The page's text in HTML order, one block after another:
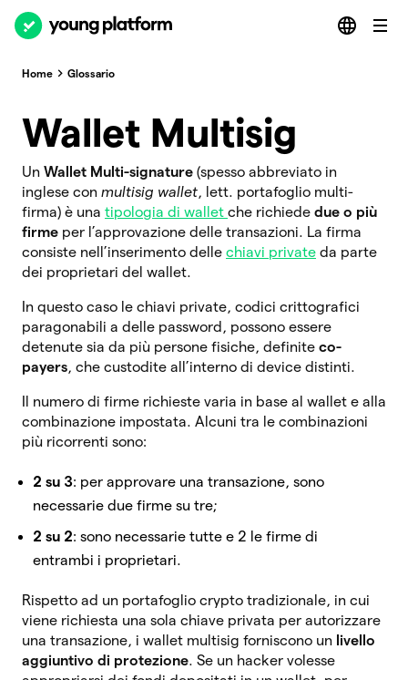
Home Glossario
Wallet Multisig
Un Wallet Multi-signature (spesso abbreviato in
inglese con multisig wallet, lett. portafoglio multi-
firma) è una tipologia di wallet che richiede due o più
firme per l’approvazione delle transazioni. La firma
consiste nell’inserimento delle chiavi private da parte
dei proprietari del wallet.
In questo caso le chiavi private, codici crittografici
paragonabili a delle password, possono essere
detenute sia da più persone fisiche, definite co-
payers, che custodite all’interno di device distinti.
Il numero di firme richieste varia in base al wallet e alla
combinazione impostata. Alcuni tra le combinazioni
più ricorrenti sono:
2 su 3: per approvare una transazione, sono
necessarie due firme su tre;
2 su 2: sono necessarie tutte e 2 le firme di
entrambi i proprietari.
Rispetto ad un portafoglio crypto tradizionale, in cui
viene richiesta una sola chiave privata per autorizzare
una transazione, i wallet multisig forniscono un livello
aggiuntivo di protezione. Se un hacker volesse